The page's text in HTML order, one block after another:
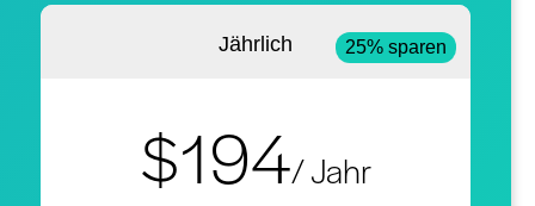
Jährlich 25% sparen
$194/ Jahr